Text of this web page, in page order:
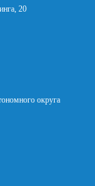
20
округа